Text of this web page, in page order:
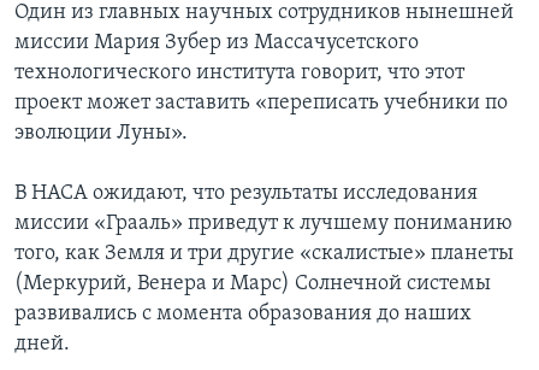
Один из главных научных сотрудников нынешней
миссии Мария Зубер из Массачусетского
технологического института говорит, что этот
проект может заставить «переписать учебники по
эволюции Луны».
В НАСА ожидают, что результаты исследования
миссии «Грааль» приведут к лучшему пониманию
того, как Земля и три другие «скалистые» планеты
(Меркурий, Венера и Марс) Солнечной системы
развивались с момента образования до наших
дней.